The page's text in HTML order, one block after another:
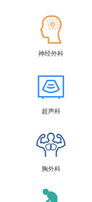
神经外科
超声科
胸外科